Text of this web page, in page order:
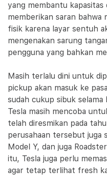
yang membantu
memberikan saran bahwa
fisik karena layar sentuh
mengenakan sarung
pengguna yang bahkan
Masih terlalu dini untuk
pickup akan masuk ke
sudah cukup sibuk
Tesla masih mencoba
telah diresmikan pada
perusahaan tersebut juga
Model Y, dan juga
itu, Tesla juga perlu
agar tetap terlihat fresh